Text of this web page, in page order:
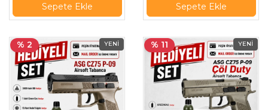
Sepete Ekle Sepete Ekle
% 2 % 11